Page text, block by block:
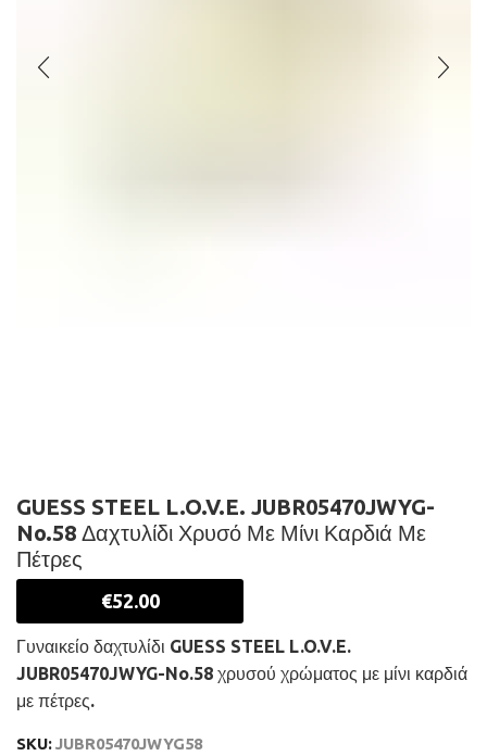
GUESS STEEL L.O.V.E. JUBR05470JWYG-
No.58 Δαχτυλίδι Χρυσό Με Μίνι Καρδιά Με
Πέτρες
€52.00
Γυναικείο δαχτυλίδι GUESS STEEL L.O.V.E.
JUBR05470JWYG-No.58 χρυσού χρώματος με μίνι καρδιά
με πέτρες.
SKU:JUBR05470JWYG58